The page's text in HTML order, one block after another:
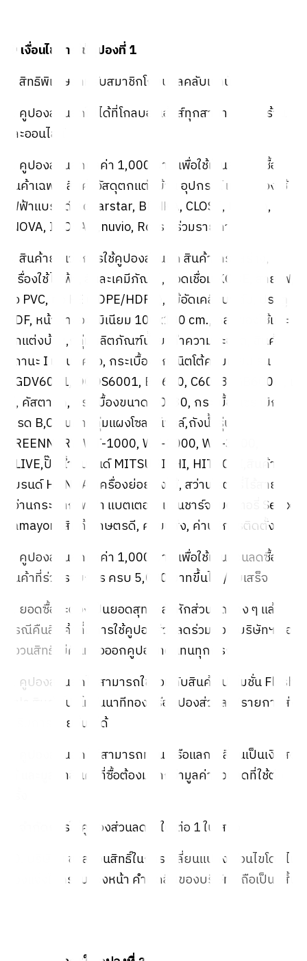
🎯 เงื่อนไขการใช้คูปองที่ 1
1. สิทธิพิเศษสำหรับสมาชิกโกลบอลคลับเท่านั้น
2. คูปองส่วนลดใช้ได้ที่โกลบอลเฮ้าส์ทุกสาขา ทั้งหน้าร้าน
และออนไลน์
3. คูปองส่วนลดมูลค่า 1,000 บาท เพื่อใช้เป็นส่วนลดซื้อ
สินค้าเฉพาะสินค้าวัสดุตกแต่งบ้าน อุปกรณ์ และเครื่องใช้
ไฟฟ้าแบรนด์ Aquarstar, BENKA, CLOSE, Evision,
INOVA, INOVAC ,nuvio, Ross ที่ร่วมรายการ
4. สินค้ายกเว้นการใช้คูปองส่วนลด สินค้าโครงสร้าง,
เครื่องใช้ไฟฟ้า, สีและเคมีภัณฑ์ , ลวดเชื่อม KOBE, สายไฟ,
ท่อ PVC, ท่อ PE (LDPE/HDPE), ไม้อัดเคลือบฟิล์ม, ประตู
HDF, หน้าต่างอะลูมิเนียม 100x100 cm., กลุ่มของใช้และ
ตกแต่งบ้าน,กลุ่มผลิตภัณฑ์น้ำยาทำความสะอาด, สินค้า
สถานะ I แผนกครัว, กระเบื้องแกรนิตโต้ครีมเรียบ รุ่น
DGDV6001, DGDS6001, BQ600, C6013, GB6006 , เด
โซ่, คัสตาร์ด, กระเบื้องขนาด 30x30, กระเบื้องเซรามิก
เกรด B,C,สินค้ากลุ่มแผงโซลาร์เซลล์,ถังน้ำรุ่น
GREENNERY, WT-1000, WT-2000, WT-3000,
OLIVE,ปั๊มน้ำแบรนด์ MITSUBISHI, HITACHI,สินค้า
แบรนด์ HONDA, เครื่องย่อยกิ่งไม้, สว่านโรตารี่ไร้สาย,
สว่านกระแทกไฟฟ้า แบตเตอรี่, แท่นชาร์จเเบตเตอรี่ Senix ,
Lamayon, สินค้าเกษตรดี, ค่าขนส่ง, ค่าบริการติดตั้ง
5. คูปองส่วนลดมูลค่า 1,000 บาท เพื่อใช้เป็นส่วนลดซื้อ
สินค้าที่ร่วมรายการ ครบ 5,000 บาทขึ้นไป / ใบเสร็จ
6. ยอดซื้อจะต้องเป็นยอดสุทธิหลังหักส่วนลดต่าง ๆ แล้ว
กรณีคืนสินค้าที่มีการใช้คูปองส่วนลดร่วมด้วย บริษัทฯ ขอ
สงวนสิทธิ์ไม่คืนหรือออกคูปองทดแทนทุกกรณี
7. คูปองส่วนลดไม่สามารถใช้ร่วมกับสินค้าโปรโมชั่น Flash
Sale สินค้าโปรโมชั่นนาทีทองหรือคูปองส่วนลด/รายการส่ง
เสริมการขายอื่นๆได้
8. คูปองส่วนลด ไม่สามารถทอน หรือแลกเปลี่ยนเป็นเงินสด
ได้ และมูลค่าสินค้าที่ซื้อต้องมากกว่ามูลค่าส่วนลดที่ใช้ต่อ
9. จำกัดการใช้คูปองส่วนลด 1 ใบ ต่อ 1 ใบเสร็จ
10. บริษัทฯ ขอสงวนสิทธิ์ในการเปลี่ยนแปลงเงื่อนไขโดยไม่
ต้องแจ้งให้ทราบล่วงหน้า คำตัดสินของบริษัทฯ ถือเป็นที่สิ้น